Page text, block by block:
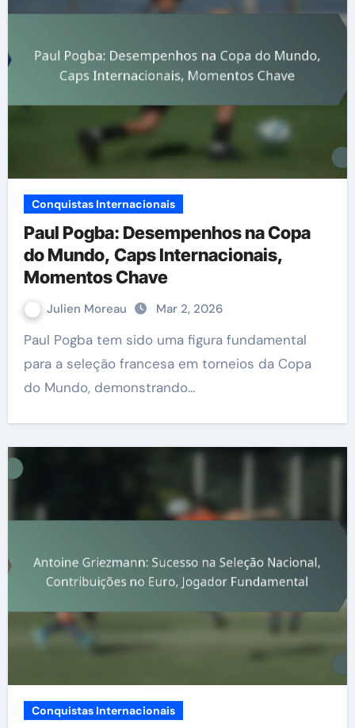
Conquistas Internacionais
Paul Pogba: Desempenhos na Copa
do Mundo, Caps Internacionais,
Momentos Chave
Julien Moreau Mar 2, 2026
Paul Pogba tem sido uma figura fundamental
para a seleção francesa em torneios da Copa
do Mundo, demonstrando…
Conquistas Internacionais